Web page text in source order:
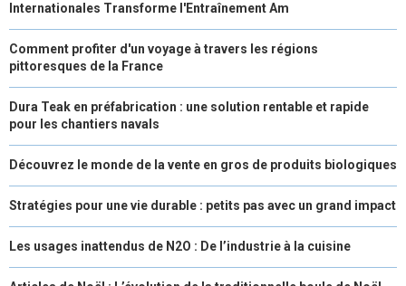
Internationales Transforme l'Entraînement Am
Comment profiter d'un voyage à travers les régions
pittoresques de la France
Dura Teak en préfabrication : une solution rentable et rapide
pour les chantiers navals
Découvrez le monde de la vente en gros de produits biologiques
Stratégies pour une vie durable : petits pas avec un grand impact
Les usages inattendus de N2O : De l’industrie à la cuisine